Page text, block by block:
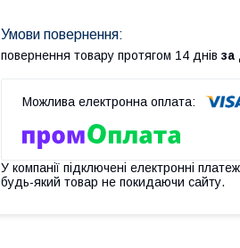
повернення товару протягом 14 днів за
У компанії підключені електронні
будь-який товар не покидаючи сайту.